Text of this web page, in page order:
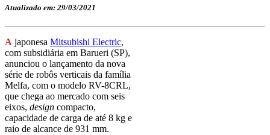
Atualizado em: 29/03/2021
A japonesa Mitsubishi Electric,
com subsidiária em Barueri (SP),
anunciou o lançamento da nova
série de robôs verticais da família
Melfa, com o modelo RV-8CRL,
que chega ao mercado com seis
eixos, design compacto,
capacidade de carga de até 8 kg e
raio de alcance de 931 mm.